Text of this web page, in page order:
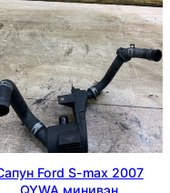
Ford S-max 2007
QYWA минивэн